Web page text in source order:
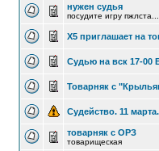
нужен судья
посудите игру пжлста....
Х5 приглашает на
Судью на вск 17-00
Товарняк с
Судейство. 11
товарняк с ОРЗ
товарищеская